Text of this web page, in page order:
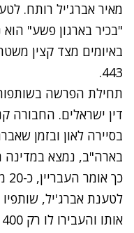
מאיר אברג'יל רותח.
"בכיר בארגון פשע" הוא
באיומים מצד קצין
443.
תחילת הפרשה בשותפות
דין ישראלים. החבורה
בסיירה לאון ובזמן
בארה"ב, נמצא במדינה
כך אומר העבריין, כ-20 מיליון דולר.
לטענת אברג'יל,